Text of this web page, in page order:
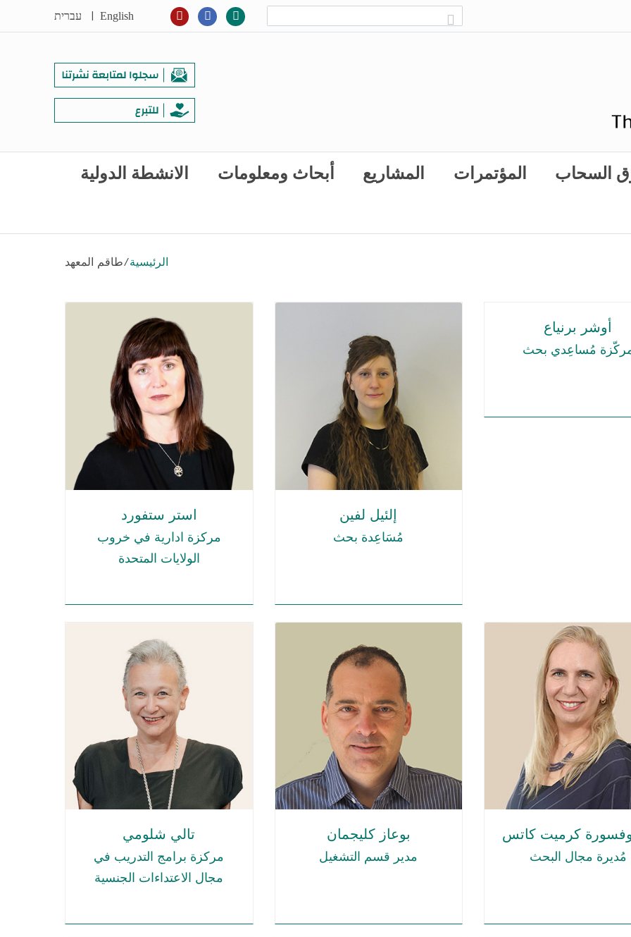
English
| עברית
السحاب المؤتمرات المشاريع أبحاث ومعلومات الانشطة الدولية
الرئيسية/طاقم المعهد
أوشر برنياع
مُساعِدي بحث
إلئيل لفين
مُسَاعِدة بحث
استر ستفورد
مركزة ادارية في خروب
الولايات المتحدة
كرميت كاتس
مُديرة مجال البحث
بوعاز كليجمان
مدير قسم التشغيل
تالي شلومي
مركزة برامج التدريب في
مجال الاعتداءات الجنسية